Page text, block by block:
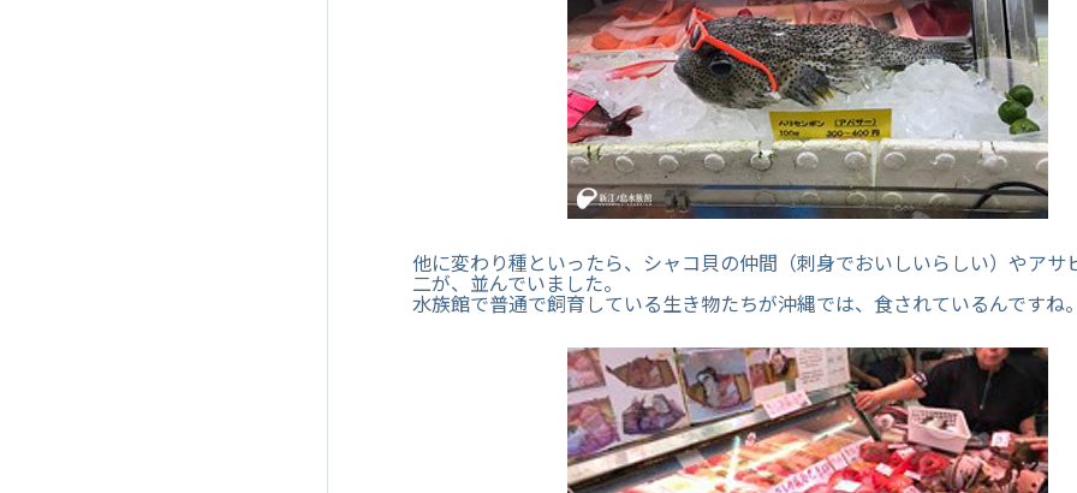
他に変わり種といったら、シャコ貝の仲間（刺身でおいしいらしい）やアサ
二が、並んでいました。
水族館で普通で飼育している生き物たちが沖縄では、食されているんですね。